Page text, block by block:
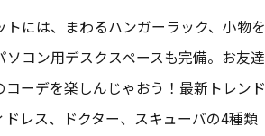
には、まわるハンガーラック、小物を
コン用デスクスペースも完備。お友達
ーデを楽しんじゃおう！最新トレンド
レス、ドクター、スキューバの4種類